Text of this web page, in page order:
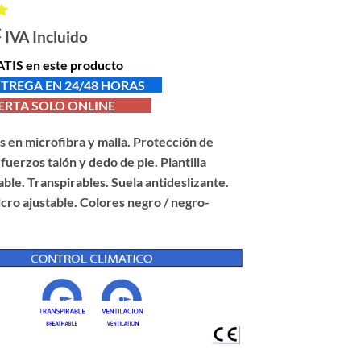
IVA Incluido
en este producto
EN 24/48 HORAS
SOLO ONLINE
en microfibra y malla. Protección de
talón y dedo de pie. Plantilla
Transpirables. Suela antideslizante.
ajustable. Colores negro / negro-